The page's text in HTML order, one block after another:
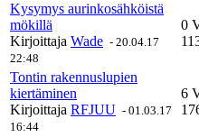
Kysymys aurinkosähköistä
mökillä
Kirjoittaja Wade - 20.04.17
22:48
0
Tontin rakennuslupien
kiertäminen
Kirjoittaja RFJUU - 01.03.17
16:44
6